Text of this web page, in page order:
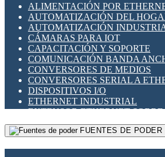
SENSORES INDUCTIVOS
TEMPORIZADORES
VARIACS
VARIADORES DE FRECUENCIA
SECCIONADORES -
MAQUINARIA
HERRAMIENTAS VARIAS
ILUMINACIÓN LED
INTERRUPTORES REED
INTERFACES DE RELÉ
OTROS RELÉS
PROTECCIÓN TÉRMICA
RELÉS AUTOMOTRICES
RELÉS DE SEÑAL
RELÉS DE ESTADO SÓLIDO SSR
RELÉS INDUSTRIALES
RELÉS MINIATURA DE
SENSORES MAGNÉTICOS
ALIMENTACIÓN POR
AUTOMATIZACIÓN DEL
AUTOMATIZACIÓN
CÁMARAS PARA IOT
CAPACITACIÓN Y SOPORTE
COMUNICACIÓN BANDA
CONVERSORES DE MEDIOS
CONVERSORES SERIAL A
DISPOSITIVOS I/O
ETHERNET INDUSTRIAL
EXTENSOR ETHERNET
GATEWAY LORAWAN
GESTIÓN DE REDESFUENTES DE PODER